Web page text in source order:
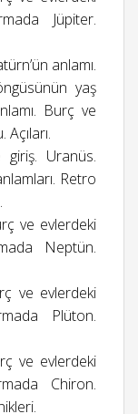
Jüpiter.
anlamı.
yaş
Burç ve
Uranüs.
Retro
ve evlerdeki
Neptün.
ve evlerdeki
Plüton.
ve evlerdeki
Chiron.